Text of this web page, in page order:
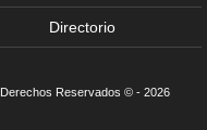
Directorio
Derechos Reservados © - 2026